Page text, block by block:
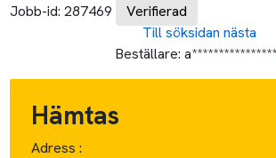
Jobb-id: 287469 Verifierad
Till söksidan nästa
Beställare:
Hämtas
Adress :